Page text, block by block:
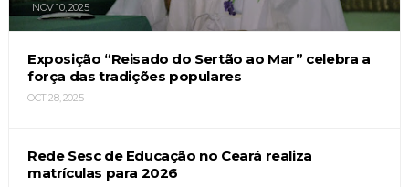
NOV 10, 2025
Exposição “Reisado do Sertão ao Mar” celebra a
força das tradições populares
OCT 28, 2025
Rede Sesc de Educação no Ceará realiza
matrículas para 2026